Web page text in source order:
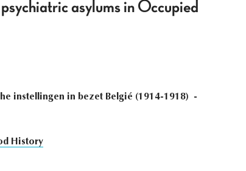
asylums in Occupied
instellingen in bezet Belgié (1914-1918) -
History